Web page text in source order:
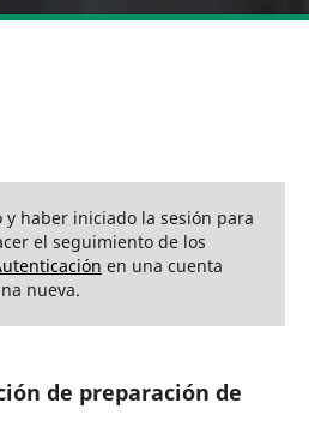
haber iniciado la sesión para
el seguimiento de los
en una cuenta
nueva.
de preparación de